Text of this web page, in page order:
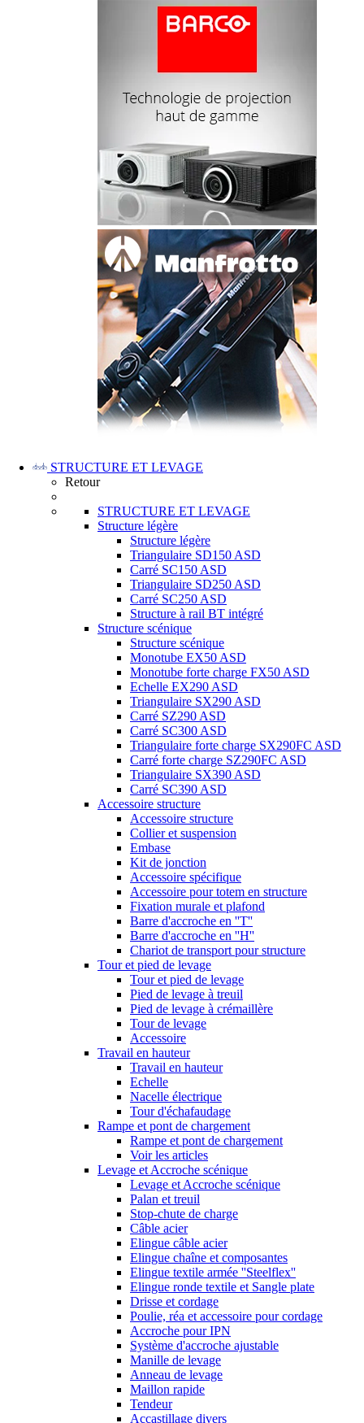
STRUCTURE ET LEVAGE
Retour
STRUCTURE ET LEVAGE
Structure légère
Structure légère
Triangulaire SD150 ASD
Carré SC150 ASD
Triangulaire SD250 ASD
Carré SC250 ASD
Structure à rail BT intégré
Structure scénique
Structure scénique
Monotube EX50 ASD
Monotube forte charge FX50 ASD
Echelle EX290 ASD
Triangulaire SX290 ASD
Carré SZ290 ASD
Carré SC300 ASD
Triangulaire forte charge SX290FC ASD
Carré forte charge SZ290FC ASD
Triangulaire SX390 ASD
Carré SC390 ASD
Accessoire structure
Accessoire structure
Collier et suspension
Embase
Kit de jonction
Accessoire spécifique
Accessoire pour totem en structure
Fixation murale et plafond
Barre d'accroche en ''T''
Barre d'accroche en ''H''
Chariot de transport pour structure
Tour et pied de levage
Tour et pied de levage
Pied de levage à treuil
Pied de levage à crémaillère
Tour de levage
Accessoire
Travail en hauteur
Travail en hauteur
Echelle
Nacelle électrique
Tour d'échafaudage
Rampe et pont de chargement
Rampe et pont de chargement
Voir les articles
Levage et Accroche scénique
Levage et Accroche scénique
Palan et treuil
Stop-chute de charge
Câble acier
Elingue câble acier
Elingue chaîne et composantes
Elingue textile armée ''Steelflex''
Elingue ronde textile et Sangle plate
Drisse et cordage
Poulie, réa et accessoire pour cordage
Accroche pour IPN
Système d'accroche ajustable
Manille de levage
Anneau de levage
Maillon rapide
Tendeur
Accastillage divers